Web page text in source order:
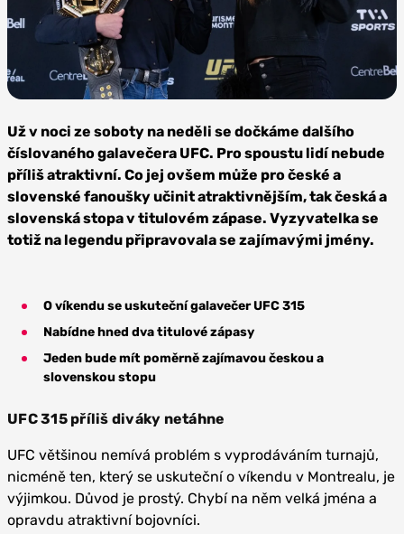
Profimedia
Už v noci ze soboty na neděli se dočkáme dalšího
číslovaného galavečera UFC. Pro spoustu lidí nebude
příliš atraktivní. Co jej ovšem může pro české a
slovenské fanoušky učinit atraktivnějším, tak česká a
slovenská stopa v titulovém zápase. Vyzyvatelka se
totiž na legendu připravovala se zajímavými jmény.
O víkendu se uskuteční galavečer UFC 315
Nabídne hned dva titulové zápasy
Jeden bude mít poměrně zajímavou českou a
slovenskou stopu
UFC 315 příliš diváky netáhne
UFC většinou nemívá problém s vyprodáváním turnajů,
nicméně ten, který se uskuteční o víkendu v Montrealu, je
výjimkou. Důvod je prostý. Chybí na něm velká jména a
opravdu atraktivní bojovníci.